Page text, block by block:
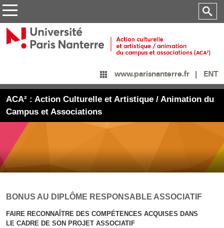
www.parisnanterre.fr ENT
ACA² : Action Culturelle et Artistique / Animation du
Campus et Associations
BONUS AU DIPLÔME RESPONSABLE ASSOCIATIF
FAIRE RECONNAÎTRE DES COMPÉTENCES ACQUISES DANS
LE CADRE DE SON PROJET ASSOCIATIF